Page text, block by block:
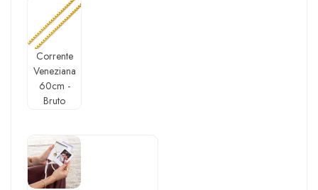
Corrente
Veneziana
60cm -
Bruto